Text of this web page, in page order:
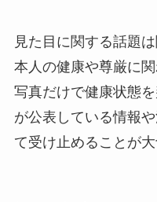
見た目に関する話題
本人の健康や尊厳に
写真だけで健康状態
が公表している情報
て受け止めることが大